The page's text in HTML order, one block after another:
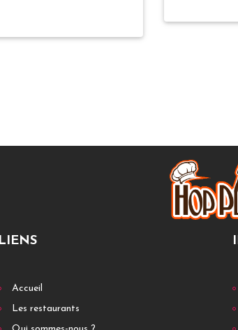
LIENS
Accueil
Les restaurants